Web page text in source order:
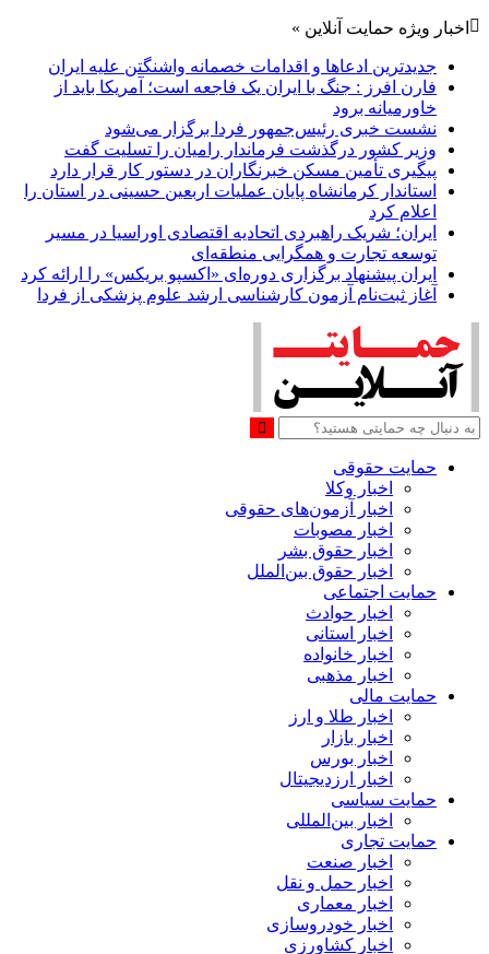
اخبار ویژه حمایت آنلاین »
جدیدترین ادعاها و اقدامات خصمانه واشنگتن علیه ایران
فارن افرز : جنگ با ایران یک فاجعه است؛ آمریکا باید از
خاورمیانه برود
نشست خبری رئیس‌جمهور فردا برگزار می‌شود
وزیر کشور درگذشت فرماندار رامیان را تسلیت گفت
پیگیری تأمین مسکن خبرنگاران در دستور کار قرار دارد
استاندار کرمانشاه پایان عملیات اربعین حسینی در استان را
اعلام کرد
ایران؛ شریک راهبردی اتحادیه اقتصادی اوراسیا در مسیر
توسعه تجارت و همگرایی منطقه‌ای
ایران پیشنهاد برگزاری دوره‌ای «اکسپو بریکس» را ارائه کرد
آغاز ثبت‌نام‌ آزمون کارشناسی ارشد علوم پزشکی از فردا
حمایت حقوقی
اخبار وکلا
اخبار آزمون‌های حقوقی
اخبار مصوبات
اخبار حقوق بشر
اخبار حقوق بین‌الملل
حمایت اجتماعی
اخبار حوادث
اخبار استانی
اخبار خانواده
اخبار مذهبی
حمایت مالی
اخبار طلا و ارز
اخبار بازار
اخبار بورس
اخبار ارزدیجیتال
حمایت سیاسی
اخبار بین‌المللی
حمایت تجاری
اخبار صنعت
اخبار حمل و نقل
اخبار معماری
اخبار خودروسازی
اخبار کشاورزی